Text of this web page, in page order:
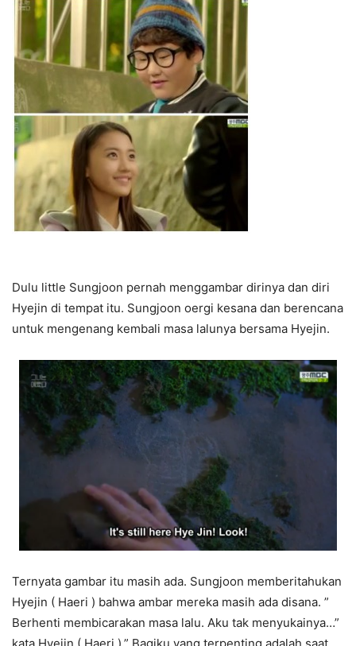
Dulu little Sungjoon pernah menggambar dirinya dan diri
Hyejin di tempat itu. Sungjoon oergi kesana dan berencana
untuk mengenang kembali masa lalunya bersama Hyejin.
Ternyata gambar itu masih ada. Sungjoon memberitahukan
Hyejin ( Haeri ) bahwa ambar mereka masih ada disana. ”
Berhenti membicarakan masa lalu. Aku tak menyukainya…”